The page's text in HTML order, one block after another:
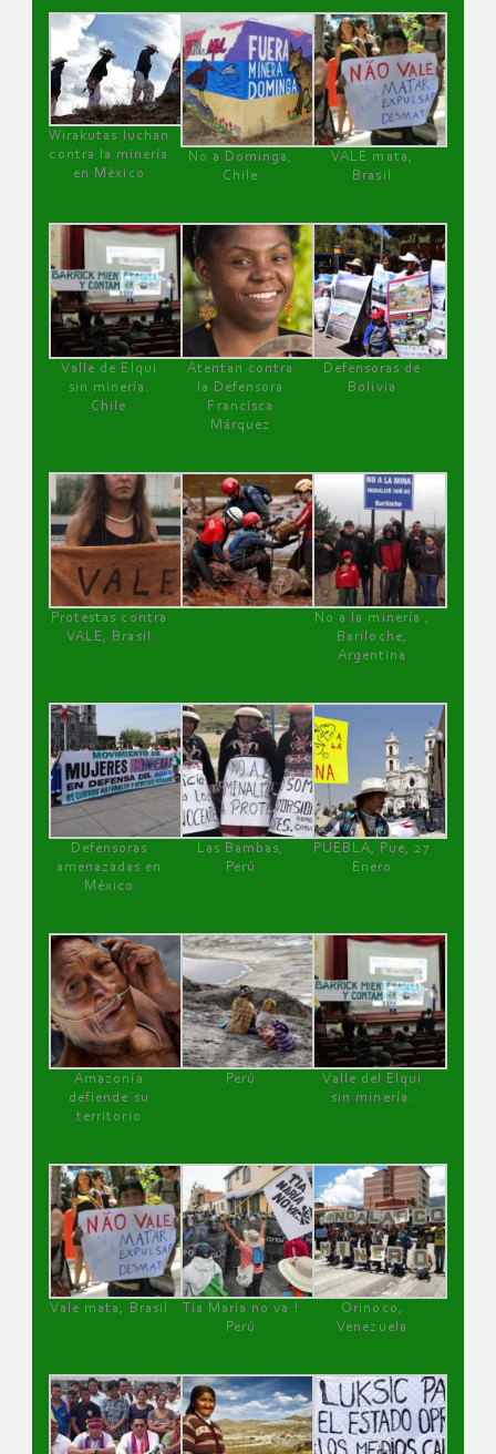
Wirakutas luchan
contra la minería
en México
No a Dominga,
Chile
VALE mata,
Brasil
Valle de Elqui
sin minería.
Chile
Atentan contra
la Defensora
Francisca
Márquez
Defensoras de
Bolivia
Protestas contra
VALE, Brasil
No a la minería ,
Bariloche,
Argentina
Defensoras
amenazadas en
México
Las Bambas,
Perú
PUEBLA, Pue, 27
Enero
Amazonía
defiende su
territorio
Perú
Valle del Elqui
sin minería.
Vale mata, Brasil
Tía María no va !
Perú
Orinoco,
Venezuela